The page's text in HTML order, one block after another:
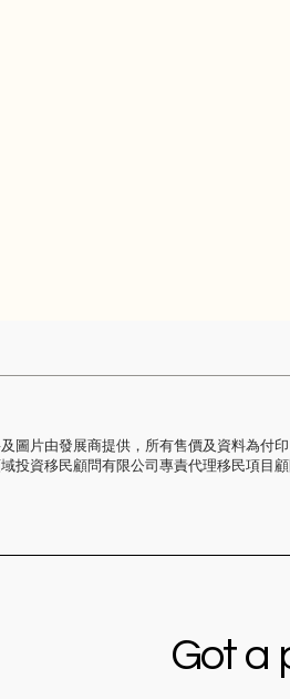
圖片由發展商提供，所有售價及資料為付
投資移民顧問有限公司專責代理移民項目
Got a